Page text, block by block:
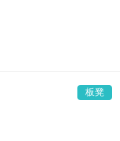
板凳